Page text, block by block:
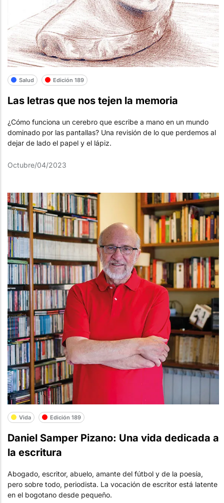
Salud Edición 189
Las letras que nos tejen la memoria
¿Cómo funciona un cerebro que escribe a mano en un mundo
dominado por las pantallas? Una revisión de lo que perdemos al
dejar de lado el papel y el lápiz.
Octubre/04/2023
Vida Edición 189
Daniel Samper Pizano: Una vida dedicada a
la escritura
Abogado, escritor, abuelo, amante del fútbol y de la poesía,
pero sobre todo, periodista. La vocación de escritor está latente
en el bogotano desde pequeño.